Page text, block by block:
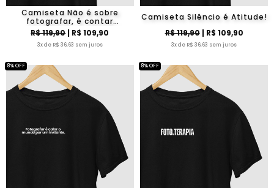
Camiseta Não é sobre
fotografar, é contar
histórias!
R$ 119,90| R$ 109,90
3x de R$ 36,63 sem juros
Camiseta Silêncio é Atitude!
R$ 119,90| R$ 109,90
3x de R$ 36,63 sem juros
8% OFF 8% OFF